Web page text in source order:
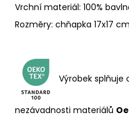
Vrchní materiál: 100%
Rozměry: chňapka 17x17
Výrobek
nezávadnosti materiálů